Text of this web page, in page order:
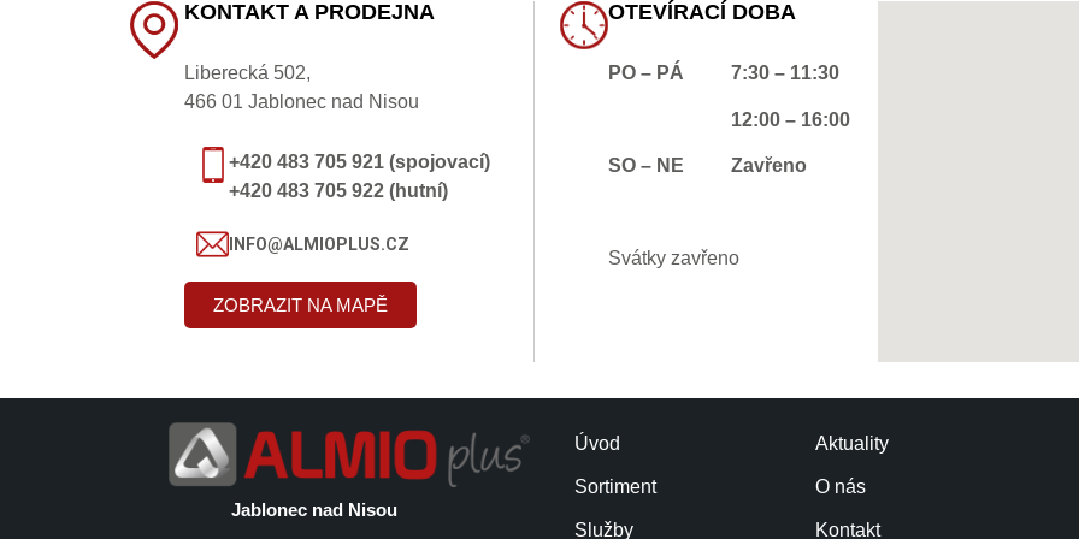
KONTAKT A PRODEJNA
Liberecká 502,
466 01 Jablonec nad Nisou
+420 483 705 921 (spojovací)
+420 483 705 922 (hutní)
INFO@ALMIOPLUS.CZ
ZOBRAZIT NA MAPĚ
OTEVÍRACÍ DOBA
PO – PÁ 7:30 – 11:30
12:00 – 16:00
SO – NE Zavřeno
Svátky zavřeno
Jablonec nad Nisou
Úvod
Sortiment
Služby
Aktuality
O nás
Kontakt